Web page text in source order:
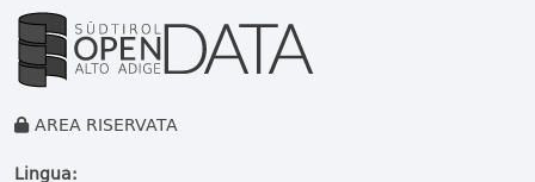
AREA RISERVATA
Lingua